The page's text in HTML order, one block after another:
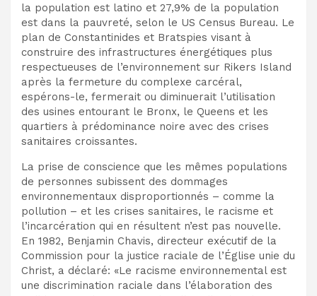
la population est latino et 27,9% de la population
est dans la pauvreté, selon le US Census Bureau. Le
plan de Constantinides et Bratspies visant à
construire des infrastructures énergétiques plus
respectueuses de l’environnement sur Rikers Island
après la fermeture du complexe carcéral,
espérons-le, fermerait ou diminuerait l’utilisation
des usines entourant le Bronx, le Queens et les
quartiers à prédominance noire avec des crises
sanitaires croissantes.
La prise de conscience que les mêmes populations
de personnes subissent des dommages
environnementaux disproportionnés – comme la
pollution – et les crises sanitaires, le racisme et
l’incarcération qui en résultent n’est pas nouvelle.
En 1982, Benjamin Chavis, directeur exécutif de la
Commission pour la justice raciale de l’Église unie du
Christ, a déclaré: «Le racisme environnemental est
une discrimination raciale dans l’élaboration des